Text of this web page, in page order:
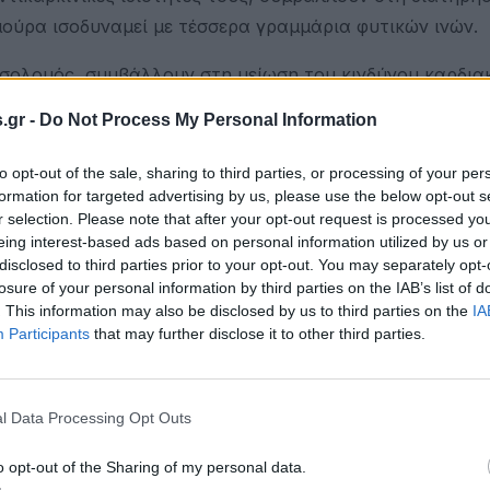
- Do Not Process My Personal Information
opt-out of the sale, sharing to third parties, or processing of your
for targeted advertising by us, please use the below opt-out
selection. Please note that after your opt-out request is processed
interest-based ads based on personal information utilized by us
to third parties prior to your opt-out. You may separately
of your personal information by third parties on the IAB’s list of
This information may also be disclosed by us to third parties on the
Participants that may further disclose it to other third parties.
Data Processing Opt Outs
opt-out of the Sharing of my personal data.
ισοδυναμεί με τέσσερα γραμμάρια φυτικών ινών.
συμβάλλουν στη μείωση του κινδύνου
τα ψάρια γενικά, είναι πλούσια και σε άπαχη
Η κατανάλωση ψαριών δύο φορές την εβδομάδα
μειώνοντας ταυτόχρονα την πρόσληψη
τα επεξεργασμένα παράγωγα κρέατος.
για την υγεία. Σε σύγκριση με τα άλλα
το καθιστά πιο ελκυστικό για όσους αποφεύγουν
βήτα-καροτένιο, λουτεΐνη και ζεαξανθίνη.
να σταματήσουν την ανάπτυξη καρκίνου. Η λουτεΐνη
από το μπλε φως που εκπέμπει το κινητό, το tablet
ότι μία μερίδα σπανάκι καθημερινά επιβραδύνει τη
ανάλογες με όσους ήταν 11 χρόνια νεότεροι.
των ανδρών αυξάνει τις σεξουαλικές επιδόσεις